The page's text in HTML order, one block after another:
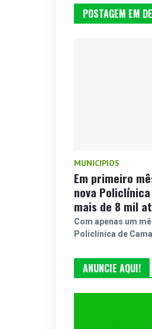
POSTAGEM EM
MUNICIPIOS
Em primeiro
nova
mais de 8 mil
Com apenas um
Policlínica de
ANUNCIE AQUI!